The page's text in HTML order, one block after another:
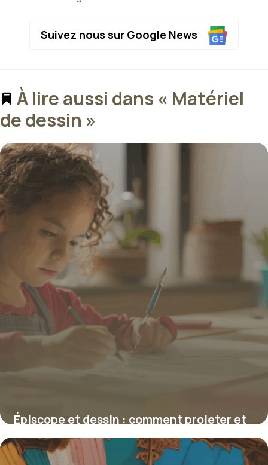
Suivez nous sur Google News
À lire aussi dans « Matériel
de dessin »
Épiscope et dessin : comment projeter et
reproduire fidèlement les images opaques
4 juillet 2025